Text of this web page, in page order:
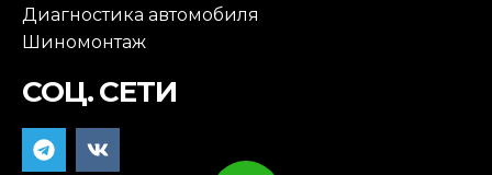
Диагностика автомобиля
Шиномонтаж
СОЦ. СЕТИ